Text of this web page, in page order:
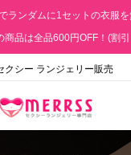
ランダムに1セットの衣服を
商品は全品600円OFF！(割
クシー ランジェリー販売